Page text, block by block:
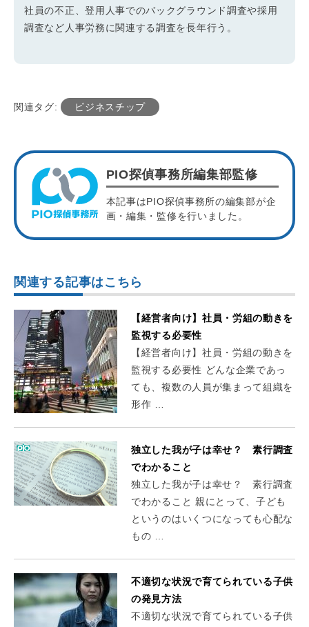
社員の不正、登用人事でのバックグラウンド調査や採用
調査など人事労務に関連する調査を長年行う。
関連タグ: ビジネスチップ
PIO探偵事務所編集部監修
本記事はPIO探偵事務所の編集部が企
画・編集・監修を行いました。
関連する記事はこちら
【経営者向け】社員・労組の動きを
監視する必要性
【経営者向け】社員・労組の動きを
監視する必要性 どんな企業であっ
ても、複数の人員が集まって組織を
形作 …
独立した我が子は幸せ？ 素行調査
でわかること
独立した我が子は幸せ？ 素行調査
でわかること 親にとって、子ども
というのはいくつになっても心配な
もの …
不適切な状況で育てられている子供
の発見方法
不適切な状況で育てられている子供